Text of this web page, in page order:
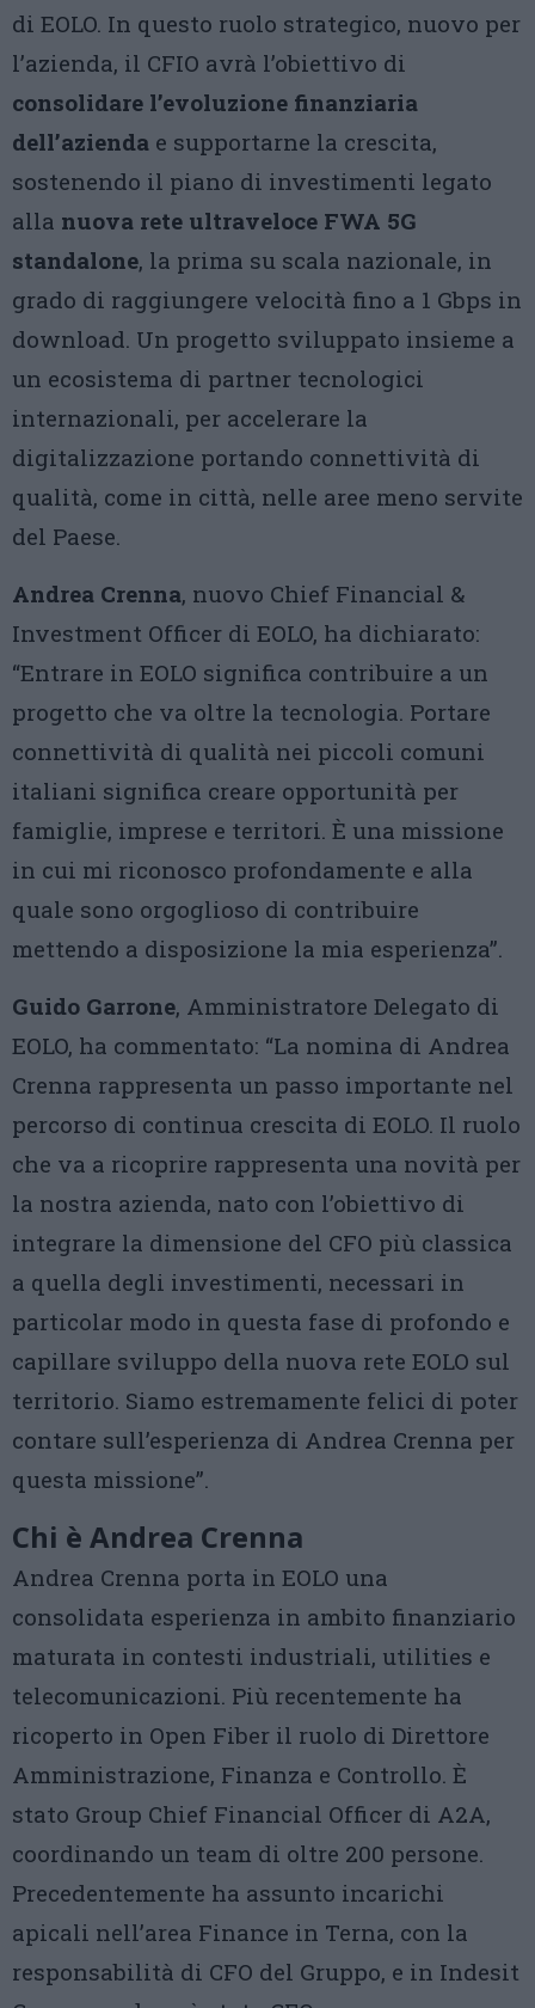
di EOLO. In questo ruolo strategico, nuovo per
l’azienda, il CFIO avrà l’obiettivo di
consolidare l’evoluzione finanziaria
dell’azienda e supportarne la crescita,
sostenendo il piano di investimenti legato
alla nuova rete ultraveloce FWA 5G
standalone, la prima su scala nazionale, in
grado di raggiungere velocità fino a 1 Gbps in
download. Un progetto sviluppato insieme a
un ecosistema di partner tecnologici
internazionali, per accelerare la
digitalizzazione portando connettività di
qualità, come in città, nelle aree meno servite
del Paese.
Andrea Crenna, nuovo Chief Financial &
Investment Officer di EOLO, ha dichiarato:
“Entrare in EOLO significa contribuire a un
progetto che va oltre la tecnologia. Portare
connettività di qualità nei piccoli comuni
italiani significa creare opportunità per
famiglie, imprese e territori. È una missione
in cui mi riconosco profondamente e alla
quale sono orgoglioso di contribuire
mettendo a disposizione la mia esperienza”.
Guido Garrone, Amministratore Delegato di
EOLO, ha commentato: “La nomina di Andrea
Crenna rappresenta un passo importante nel
percorso di continua crescita di EOLO. Il ruolo
che va a ricoprire rappresenta una novità per
la nostra azienda, nato con l’obiettivo di
integrare la dimensione del CFO più classica
a quella degli investimenti, necessari in
particolar modo in questa fase di profondo e
capillare sviluppo della nuova rete EOLO sul
territorio. Siamo estremamente felici di poter
contare sull’esperienza di Andrea Crenna per
questa missione”.
Chi è Andrea Crenna
Andrea Crenna porta in EOLO una
consolidata esperienza in ambito finanziario
maturata in contesti industriali, utilities e
telecomunicazioni. Più recentemente ha
ricoperto in Open Fiber il ruolo di Direttore
Amministrazione, Finanza e Controllo. È
stato Group Chief Financial Officer di A2A,
coordinando un team di oltre 200 persone.
Precedentemente ha assunto incarichi
apicali nell’area Finance in Terna, con la
responsabilità di CFO del Gruppo, e in Indesit